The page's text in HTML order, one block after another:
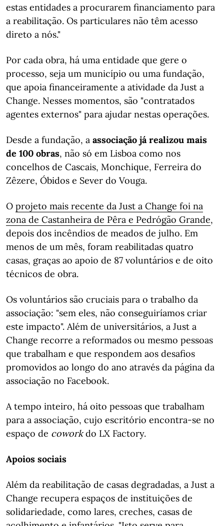
estas entidades a procurarem financiamento para
a reabilitação. Os particulares não têm acesso
direto a nós."
Por cada obra, há uma entidade que gere o
processo, seja um município ou uma fundação,
que apoia financeiramente a atividade da Just a
Change. Nesses momentos, são "contratados
agentes externos" para ajudar nestas operações.
Desde a fundação, a associação já realizou mais
de 100 obras, não só em Lisboa como nos
concelhos de Cascais, Monchique, Ferreira do
Zêzere, Óbidos e Sever do Vouga.
O projeto mais recente da Just a Change foi na
zona de Castanheira de Pêra e Pedrógão Grande,
depois dos incêndios de meados de julho. Em
menos de um mês, foram reabilitadas quatro
casas, graças ao apoio de 87 voluntários e de oito
técnicos de obra.
Os voluntários são cruciais para o trabalho da
associação: "sem eles, não conseguiríamos criar
este impacto". Além de universitários, a Just a
Change recorre a reformados ou mesmo pessoas
que trabalham e que respondem aos desafios
promovidos ao longo do ano através da página da
associação no Facebook.
A tempo inteiro, há oito pessoas que trabalham
para a associação, cujo escritório encontra-se no
espaço de coworkdo LX Factory.
Apoios sociais
Além da reabilitação de casas degradadas, a Just a
Change recupera espaços de instituições de
solidariedade, como lares, creches, casas de